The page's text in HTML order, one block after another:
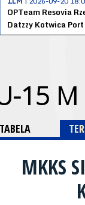
OPTeam Resovia
15 M
TABELA
MKKS